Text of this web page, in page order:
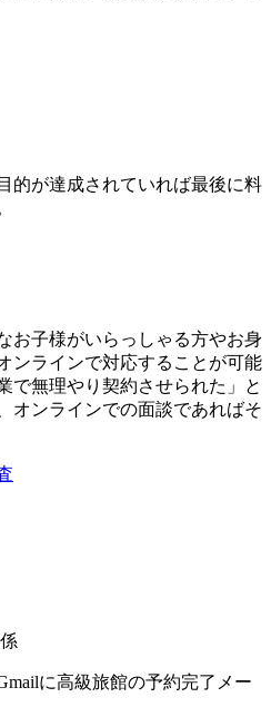
目的が達成されていれば最後に料
お子様がいらっしゃる方やお身
ンラインで対応することが可能
で無理やり契約させられた」と
オンラインでの面談であればそ
に高級旅館の予約完了メー